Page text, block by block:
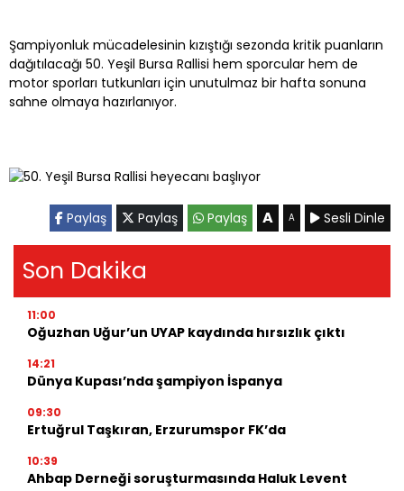
Şampiyonluk mücadelesinin kızıştığı sezonda kritik puanların
dağıtılacağı 50. Yeşil Bursa Rallisi hem sporcular hem de
motor sporları tutkunları için unutulmaz bir hafta sonuna
sahne olmaya hazırlanıyor.
Paylaş Paylaş Paylaş A A Sesli Dinle
Son Dakika
11:00
Oğuzhan Uğur’un UYAP kaydında hırsızlık çıktı
14:21
Dünya Kupası’nda şampiyon İspanya
09:30
Ertuğrul Taşkıran, Erzurumspor FK’da
10:39
Ahbap Derneği soruşturmasında Haluk Levent